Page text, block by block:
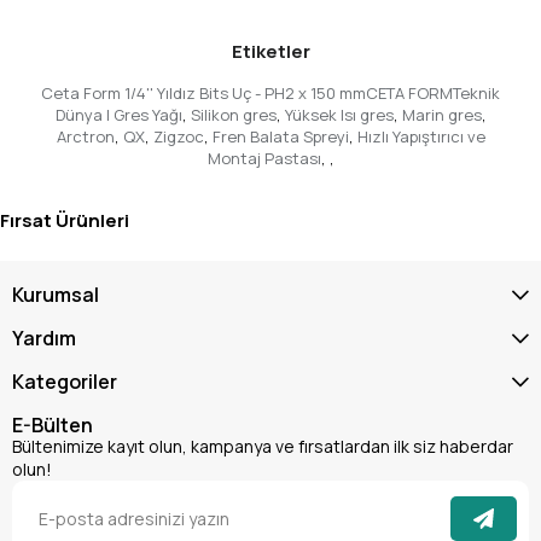
(Maksimum dayanıklılık için özel olarak seçilmiş)
Kullanım Alanı:Profesyonel ve amatör kullanıma uygun;
akülü vidalamalar, darbeli matkaplar ve el aletleri ile
Ceta Form 1/4'' Yıldız Bits Uç - PH2 x 150 mm ile işlerinizde
göre. Şimdi sipariş verin, takım çantanızın en değerli
Etiketler
Ceta Form 1/4'' Yıldız Bits Uç - PH2 x 150 mmCETA FORMTeknik
Dünya | Gres Yağı, Silikon gres, Yüksek Isı gres, Marin gres,
Arctron, QX, Zigzoc, Fren Balata Spreyi, Hızlı Yapıştırıcı ve
Montaj Pastası, ,
Fırsat Ürünleri
Kurumsal
Yardım
Kategoriler
E-Bülten
Bültenimize kayıt olun, kampanya ve fırsatlardan ilk siz haberdar
olun!